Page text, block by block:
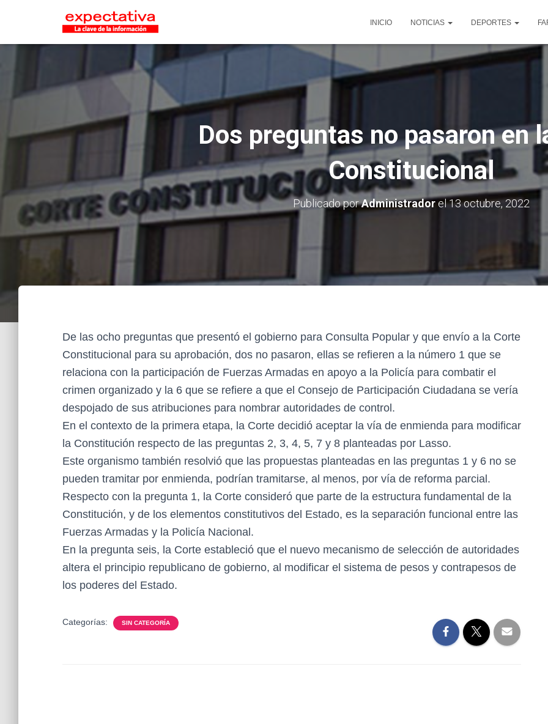
INICIO NOTICIAS DEPORTES
Dos preguntas no pasaron en
Constitucional
Publicado porAdministradorel13 octubre, 2022
De las ocho preguntas que presentó el gobierno para Consulta Popular y que envío a la Corte
Constitucional para su aprobación, dos no pasaron, ellas se refieren a la número 1 que se
relaciona con la participación de Fuerzas Armadas en apoyo a la Policía para combatir el
crimen organizado y la 6 que se refiere a que el Consejo de Participación Ciudadana se vería
despojado de sus atribuciones para nombrar autoridades de control.
En el contexto de la primera etapa, la Corte decidió aceptar la vía de enmienda para modificar
la Constitución respecto de las preguntas 2, 3, 4, 5, 7 y 8 planteadas por Lasso.
Este organismo también resolvió que las propuestas planteadas en las preguntas 1 y 6 no se
pueden tramitar por enmienda, podrían tramitarse, al menos, por vía de reforma parcial.
Respecto con la pregunta 1, la Corte consideró que parte de la estructura fundamental de la
Constitución, y de los elementos constitutivos del Estado, es la separación funcional entre las
Fuerzas Armadas y la Policía Nacional.
En la pregunta seis, la Corte estableció que el nuevo mecanismo de selección de autoridades
altera el principio republicano de gobierno, al modificar el sistema de pesos y contrapesos de
los poderes del Estado.
Categorías: SIN CATEGORÍA